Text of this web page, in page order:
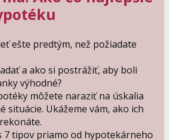
ešte predtým, než požiadate
a ako si postrážiť, aby boli
výhodné?
môžete naraziť na úskalia
situácie. Ukážeme vám, ako ich
7 tipov priamo od hypotekárneho